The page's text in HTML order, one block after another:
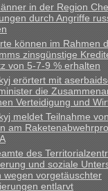
an sich nur sagen
handeln willst. So
und ersichlich das
und Dokumente •
beim Zoll
nicht, ob ich hier
4 Umzugskartons
bei der Einreise in
gebrauchte
in der Region
durch Angriffe
können im Rahmen
zinsgünstige
von 5-7-9 % erhalten
erörtert mit
die
Verteidigung und
meldet Teilnahme
am
des
und soziale
wegen vorgetäuschter
entlarvt